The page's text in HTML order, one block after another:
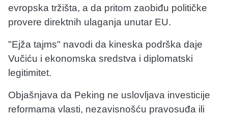
evropska tržišta, a da pritom zaobiđu političke
provere direktnih ulaganja unutar EU.
"Ejža tajms" navodi da kineska podrška daje
Vučiću i ekonomska sredstva i diplomatski
legitimitet.
Objašnjava da Peking ne uslovljava investicije
reformama vlasti, nezavisnošću pravosuđa ili